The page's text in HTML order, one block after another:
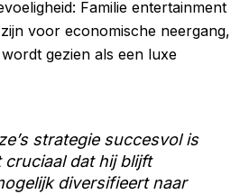
Familie entertainment
voor economische neergang,
gezien als een luxe
strategie succesvol is
cruciaal dat hij blijft
diversifieert naar